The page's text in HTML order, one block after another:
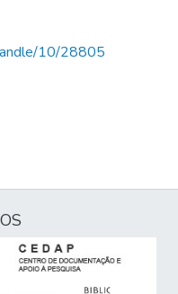
10/28805